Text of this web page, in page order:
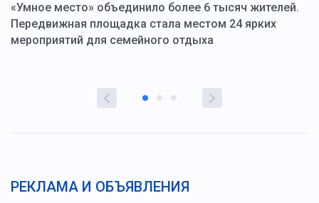
«Умное место» объединило более 6 тысяч жителей.
Передвижная площадка стала местом 24 ярких
мероприятий для семейного отдыха
РЕКЛАМА И ОБЪЯВЛЕНИЯ